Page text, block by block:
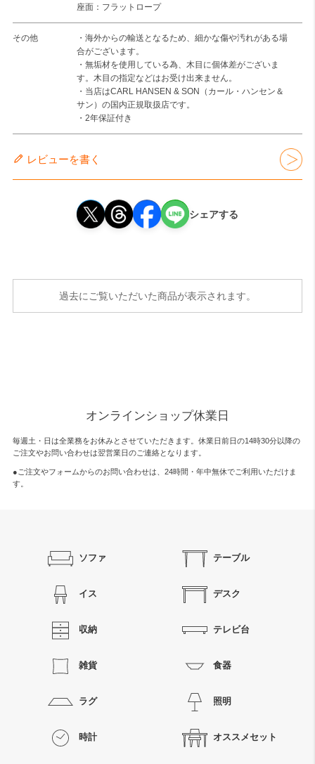
座面：フラットロープ
その他
・海外からの輸送となるため、細かな傷や汚れがある場
合がございます。
・無垢材を使用している為、木目に個体差がございま
す。木目の指定などはお受け出来ません。
・当店はCARL HANSEN & SON（カール・ハンセン＆
サン）の国内正規取扱店です。
・2年保証付き
レビューを書く
シェアする
過去にご覧いただいた商品が表示されます。
オンラインショップ休業日
毎週土・日は全業務をお休みとさせていただきます。休業日前日の14時30分以降の
ご注文やお問い合わせは翌営業日のご連絡となります。
●ご注文やフォームからのお問い合わせは、 24時間・年中無休でご利用いただけま
す。
ソファ テーブル
イス デスク
収納 テレビ台
雑貨 食器
ラグ 照明
時計 オススメセット